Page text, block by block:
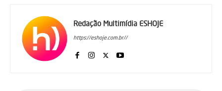
Redação Multimídia ESHOJE
https://eshoje.com.br//